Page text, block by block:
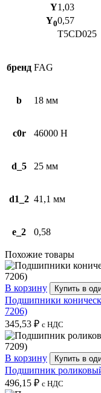
Y1,03
Y00,57
T5CD025
бренд FAG
b 18 мм
c0r 46000 Н
d_5 25 мм
d1_2 41,1 мм
e_2 0,58
Похожие товары
В корзину Купить в
Подшипники
7206)
345,53 ₽ с НДС
В корзину Купить в
Подшипник
496,15 ₽ с НДС